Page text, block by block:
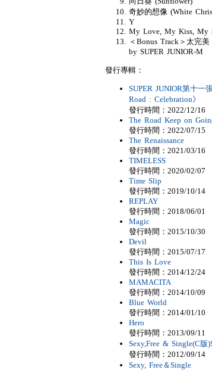
奇妙的想像 (White
Y
My Love, My Kiss, My
＜Bonus Track＞太完
by SUPER JUNIOR-M
發行專輯：
SUPER JUNIOR第十一
Road : Celebration》
發行時間：2022/12/16
The Road Keep on
發行時間：2022/07/15
The Renaissance
發行時間：2021/03/16
TIMELESS
發行時間：2020/02/07
Time Slip
發行時間：2019/10/14
REPLAY
發行時間：2018/06/01
Magic
發行時間：2015/10/30
Devil
發行時間：2015/07/17
This Is Love
發行時間：2014/12/24
MAMACITA
發行時間：2014/10/09
Blue World
發行時間：2014/01/10
Hero
發行時間：2013/09/11
Sexy,Free & Single(C版
發行時間：2012/09/14
Sexy, Free＆Single